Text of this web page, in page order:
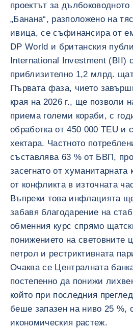
проектът за
„Банана“, разположено на
ивица, се съфинансира от
DP World и британския
International Investment (BII)
приблизително 1,2 млрд.
Първата фаза, чието
края на 2026 г., ще позволи
приема големи кораби, с
обработка от 450 000 TEU и
хектара. Частното
съставлява 63 % от БВП,
засегнато от хуманитарната
от конфликта в източната
Въпреки това инфлацията
забавя благодарение на
обменния курс спрямо
понижението на световните
петрол и рестриктивната
Очаква се Централната
постепенно да понижи
който при последния
беше запазен на ниво 25 %,
икономическия растеж.